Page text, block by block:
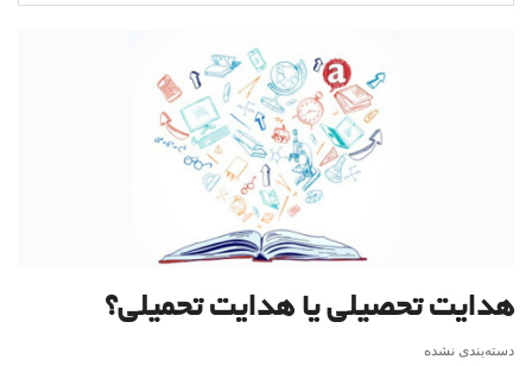
هدایت تحصیلی یا هدایت تحمیلی؟
دسته‌بندی نشده